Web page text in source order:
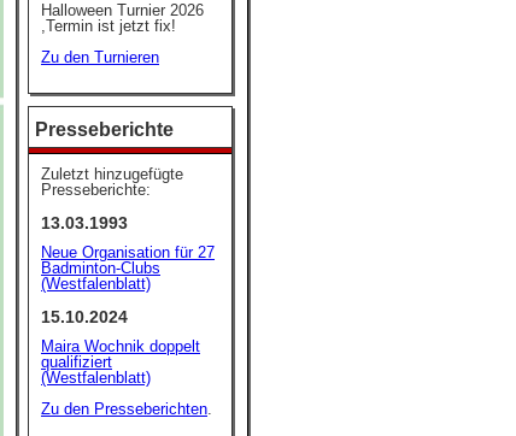
Halloween Turnier 2026
,Termin ist jetzt fix!
Zu den Turnieren
Presseberichte
Zuletzt hinzugefügte
Presseberichte:
13.03.1993
Neue Organisation für 27
Badminton-Clubs
(Westfalenblatt)
15.10.2024
Maira Wochnik doppelt
qualifiziert
(Westfalenblatt)
Zu den Presseberichten.